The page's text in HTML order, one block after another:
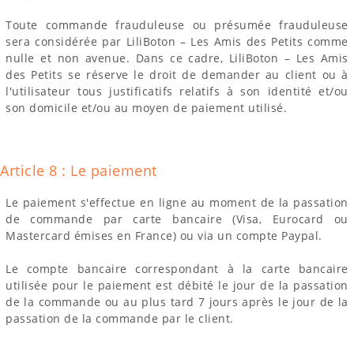
Toute commande frauduleuse ou présumée frauduleuse
sera considérée par LiliBoton – Les Amis des Petits comme
nulle et non avenue. Dans ce cadre, LiliBoton – Les Amis
des Petits se réserve le droit de demander au client ou à
l'utilisateur tous justificatifs relatifs à son identité et/ou
son domicile et/ou au moyen de paiement utilisé.
Article 8 : Le paiement
Le paiement s'effectue en ligne au moment de la passation
de commande par carte bancaire (Visa, Eurocard ou
Mastercard émises en France) ou via un compte Paypal.
Le compte bancaire correspondant à la carte bancaire
utilisée pour le paiement est débité le jour de la passation
de la commande ou au plus tard 7 jours après le jour de la
passation de la commande par le client.